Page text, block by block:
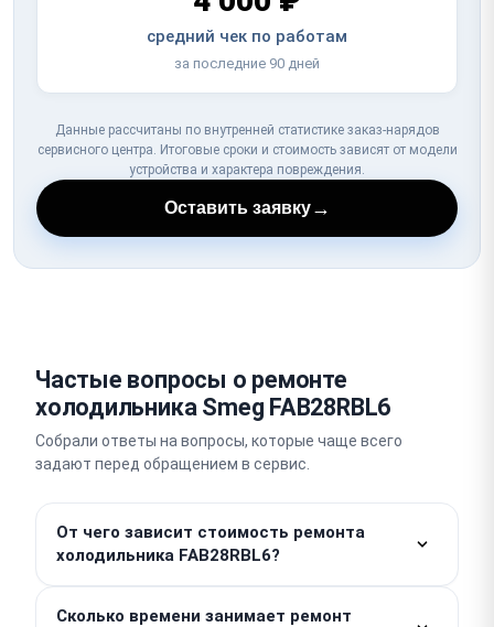
средний чек по работам
за последние 90 дней
Данные рассчитаны по внутренней статистике заказ-нарядов
сервисного центра. Итоговые сроки и стоимость зависят от модели
устройства и характера повреждения.
Оставить заявку→
Частые вопросы о ремонте
холодильника Smeg FAB28RBL6
Собрали ответы на вопросы, которые чаще всего
задают перед обращением в сервис.
От чего зависит стоимость ремонта
холодильника FAB28RBL6?
рассчитывается отдельно, поэтому итоговая
Сколько времени занимает ремонт